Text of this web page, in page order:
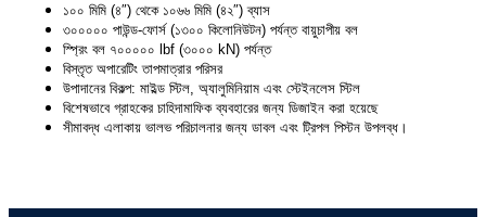
১০০ মিমি (৪″) থেকে ১০৬৬ মিমি (৪২″) ব্যাস
৩০০০০০ পাউন্ড-ফোর্স (১৩০০ কিলোনিউটন) পর্যন্ত বায়ুচাপীয় বল
স্প্রিং বল ৭০০০০০ lbf (৩০০০ kN) পর্যন্ত
বিস্তৃত অপারেটিং তাপমাত্রার পরিসর
উপাদানের বিকল্প: মাইল্ড স্টিল, অ্যালুমিনিয়াম এবং স্টেইনলেস স্টিল
বিশেষভাবে গ্রাহকের চাহিদামাফিক ব্যবহারের জন্য ডিজাইন করা হয়েছে
সীমাবদ্ধ এলাকায় ভালভ পরিচালনার জন্য ডাবল এবং ট্রিপল পিস্টন উপলব্ধ।